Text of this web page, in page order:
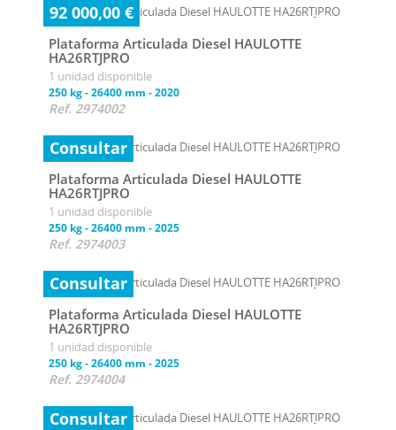
92 000,00 €
Plataforma Articulada Diesel HAULOTTE
HA26RTJPRO
1 unidad disponible
250 kg-26400 mm -2020
Ref. 2974002
Consultar
Plataforma Articulada Diesel HAULOTTE
HA26RTJPRO
1 unidad disponible
250 kg-26400 mm -2025
Ref. 2974003
Consultar
Plataforma Articulada Diesel HAULOTTE
HA26RTJPRO
1 unidad disponible
250 kg-26400 mm -2025
Ref. 2974004
Consultar